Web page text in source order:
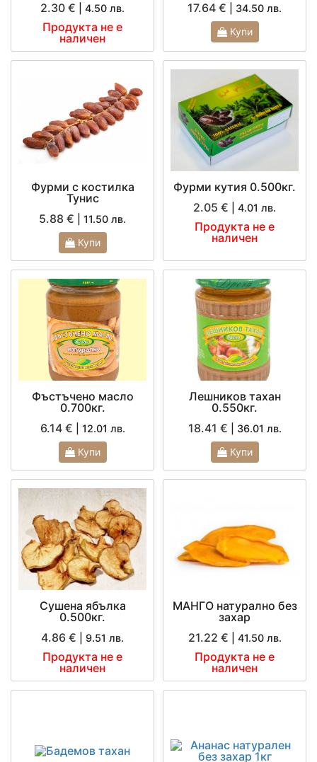
2.30 €
| 4.50 лв.
Продукта не е
наличен
17.64 €
| 34.50 лв.
Купи
Фурми с костилка
Тунис
5.88 €
| 11.50 лв.
Купи
Фурми кутия 0.500кг.
2.05 €
| 4.01 лв.
Продукта не е
наличен
Фъстъчено масло
0.700кг.
6.14 €
| 12.01 лв.
Купи
Лешников тахан
0.550кг.
18.41 €
| 36.01 лв.
Купи
Сушена ябълка
0.500кг.
4.86 €
| 9.51 лв.
Продукта не е
наличен
МАНГО натурално без
захар
21.22 €
| 41.50 лв.
Продукта не е
наличен